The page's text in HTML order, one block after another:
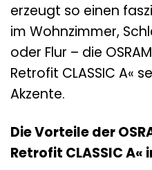
erzeugt so einen
im Wohnzimmer,
oder Flur – die
Retrofit CLASSIC A«
Akzente.
Die Vorteile der
Retrofit CLASSIC